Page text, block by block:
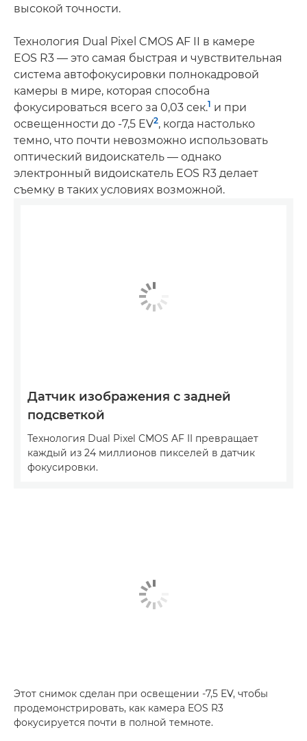
высокой точности.
Технология Dual Pixel CMOS AF II в камере
EOS R3 — это самая быстрая и чувствительная
система автофокусировки полнокадровой
камеры в мире, которая способна
фокусироваться всего за 0,03 сек.1 и при
освещенности до -7,5 EV2, когда настолько
темно, что почти невозможно использовать
оптический видоискатель — однако
электронный видоискатель EOS R3 делает
съемку в таких условиях возможной.
Датчик изображения с задней
подсветкой
Технология Dual Pixel CMOS AF II превращает
каждый из 24 миллионов пикселей в датчик
фокусировки.
Этот снимок сделан при освещении -7,5 EV, чтобы
продемонстрировать, как камера EOS R3
фокусируется почти в полной темноте.